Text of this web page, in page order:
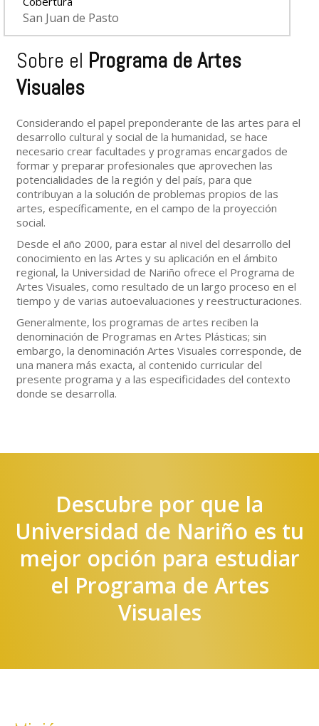
San Juan de Pasto
Sobre el Programa de Artes
Visuales
Considerando el papel preponderante de las artes para el
desarrollo cultural y social de la humanidad, se hace
necesario crear facultades y programas encargados de
formar y preparar profesionales que aprovechen las
potencialidades de la región y del país, para que
contribuyan a la solución de problemas propios de las
artes, específicamente, en el campo de la proyección
social.
Desde el año 2000, para estar al nivel del desarrollo del
conocimiento en las Artes y su aplicación en el ámbito
regional, la Universidad de Nariño ofrece el Programa de
Artes Visuales, como resultado de un largo proceso en el
tiempo y de varias autoevaluaciones y reestructuraciones.
Generalmente, los programas de artes reciben la
denominación de Programas en Artes Plásticas; sin
embargo, la denominación Artes Visuales corresponde, de
una manera más exacta, al contenido curricular del
presente programa y a las especificidades del contexto
donde se desarrolla.
Descubre por que la
Universidad de Nariño es tu
mejor opción para estudiar
el Programa de Artes
Visuales